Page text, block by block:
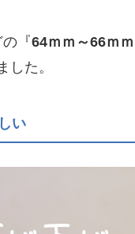
『64ｍｍ～66ｍｍ
した。
い